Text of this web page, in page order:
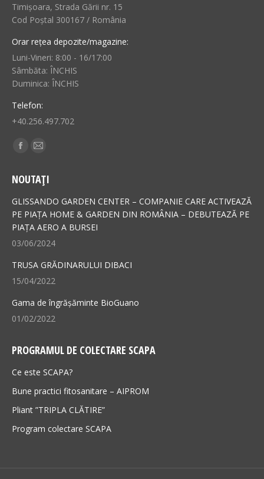
Timișoara, Strada Gării nr. 15
Cod Poștal 300167 / România
Orar rețea depozite/magazine:
Luni-Vineri: 8:00 - 16/17:00
Sâmbăta: ÎNCHIS
Duminica: ÎNCHIS
Telefon:
+40.256.497.702
Find us on:
Facebook
opens
in
new
window
Mail
opens
in
new
window
NOUTAȚI
GLISSANDO GARDEN CENTER – COMPANIE CARE ACTIVEAZĂ
PE PIAȚA HOME & GARDEN DIN ROMÂNIA – DEBUTEAZĂ PE
PIAȚA AERO A BURSEI
03/06/2024
TRUSA GRĂDINARULUI DIBACI
15/04/2022
Gama de îngrășăminte BioGuano
01/02/2022
PROGRAMUL DE COLECTARE SCAPA
Ce este SCAPA?
Bune practici fitosanitare – AIPROM
Pliant ”TRIPLA CLĂTIRE”
Program colectare SCAPA